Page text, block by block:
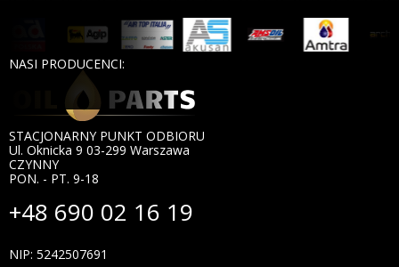
NASI PRODUCENCI:
STACJONARNY PUNKT ODBIORU
Ul. Oknicka 9 03-299 Warszawa
CZYNNY
PON. - PT. 9-18
+48 690 02 16 19
NIP: 5242507691